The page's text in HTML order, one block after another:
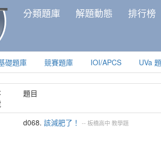
分類題庫 解題動態 排行榜
礎題庫 競賽題庫 IOI/APCS UVa
題目
d068. 該減肥了！ -- 板橋高中 教學題